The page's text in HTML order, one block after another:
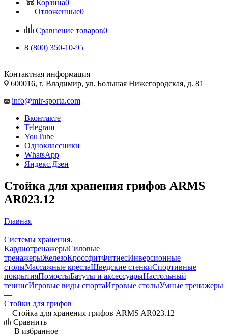
Корзина0
Отложенные0
Сравнение товаров0
8 (800) 350-10-95
Контактная информация
600016, г. Владимир, ул. Большая Нижегородская, д. 81
info@mir-sporta.com
Вконтакте
Telegram
YouTube
Одноклассники
WhatsApp
Яндекс.Дзен
Стойка для хранения грифов ARMS
AR023.12
Главная
—
Системы хранения
КардиотренажерыСиловые
тренажерыЖелезоКроссфитФитнесИнверсионные
столыМассажные креслаШведские стенкиСпортивные
покрытияПомостыБатуты и аксессуарыНастольный
теннисИгровые виды спортаИгровые столыУмные тренажеры
—
Стойки для грифов
—Стойка для хранения грифов ARMS AR023.12
Сравнить
В избранное